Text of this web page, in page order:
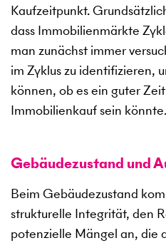
Kaufzeitpunkt.
dass Immobilienmärkte
man zunächst immer
im Zyklus zu identifizieren,
können, ob es ein guter
Immobilienkauf sein könnte.
Gebäudezustand und
Beim Gebäudezustand
strukturelle Integrität, den
potenzielle Mängel an, die